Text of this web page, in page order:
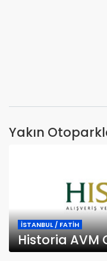
Yakın
İSTANBUL / FATİH
Historia AVM